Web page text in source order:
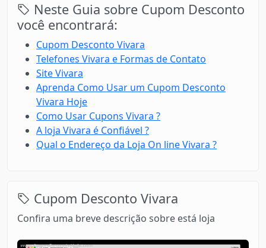
Neste Guia sobre Cupom Desconto
você encontrará:
Cupom Desconto Vivara
Telefones Vivara e Formas de Contato
Site Vivara
Aprenda Como Usar um Cupom Desconto
Vivara Hoje
Como Usar Cupons Vivara ?
A loja Vivara é Confiável ?
Qual o Endereço da Loja On line Vivara ?
Cupom Desconto Vivara
Confira uma breve descrição sobre está loja